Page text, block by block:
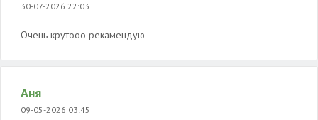
30-07-2026 22:03
Очень крутооо рекамендую
Аня
09-05-2026 03:45